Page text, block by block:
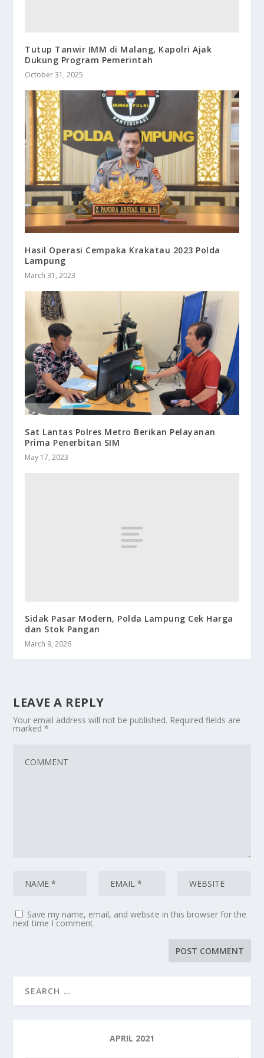
Tutup Tanwir IMM di Malang, Kapolri Ajak
Dukung Program Pemerintah
October 31, 2025
Hasil Operasi Cempaka Krakatau 2023 Polda
Lampung
March 31, 2023
Sat Lantas Polres Metro Berikan Pelayanan
Prima Penerbitan SIM
May 17, 2023
Sidak Pasar Modern, Polda Lampung Cek Harga
dan Stok Pangan
March 9, 2026
LEAVE A REPLY
Your email address will not be published. Required fields are
marked*
Save my name, email, and website in this browser for the
next time I comment.
APRIL 2021